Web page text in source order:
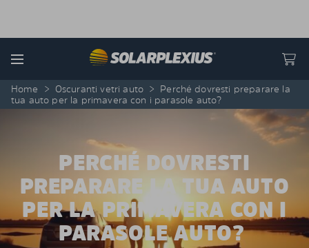
Menu
Home > Oscuranti vetri auto > Perché dovresti preparare la
tua auto per la primavera con i parasole auto?
PERCHÉ DOVRESTI
PREPARARE LA TUA AUTO
PER LA PRIMAVERA CON I
PARASOLE AUTO?